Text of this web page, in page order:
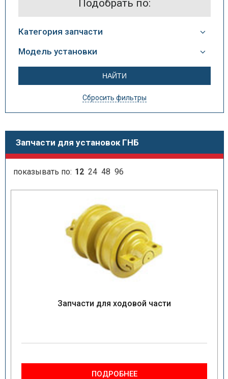
Подобрать по:
Категория запчасти
Модель установки
Сбросить фильтры
Запчасти для установок ГНБ
показывать по: 12 24 48 96
Запчасти для ходовой части
ПОДРОБНЕЕ